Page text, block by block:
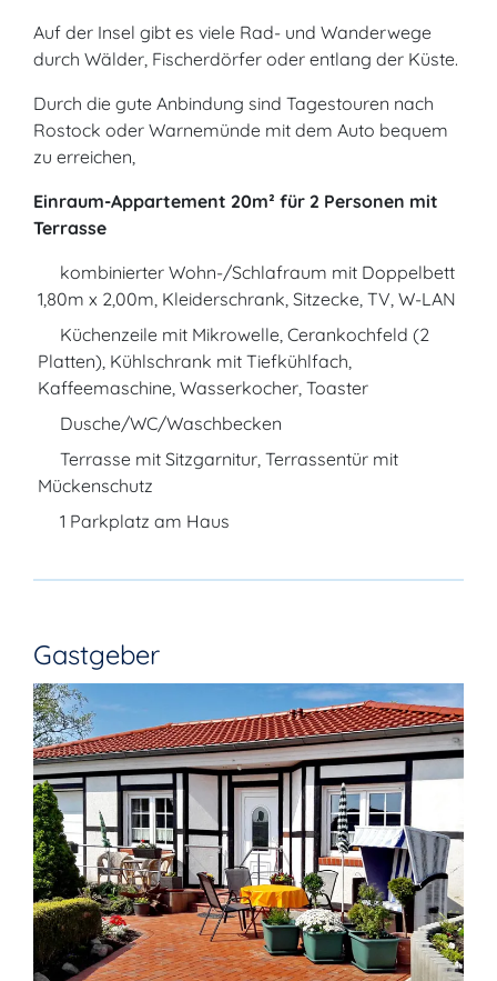
Auf der Insel gibt es viele Rad- und Wanderwege
durch Wälder, Fischerdörfer oder entlang der Küste.
Durch die gute Anbindung sind Tagestouren nach
Rostock oder Warnemünde mit dem Auto bequem
zu erreichen,
Einraum-Appartement 20m² für 2 Personen mit
Terrasse
kombinierter Wohn-/Schlafraum mit Doppelbett
1,80m x 2,00m, Kleiderschrank, Sitzecke, TV, W-LAN
Küchenzeile mit Mikrowelle, Cerankochfeld (2
Platten), Kühlschrank mit Tiefkühlfach,
Kaffeemaschine, Wasserkocher, Toaster
Dusche/WC/Waschbecken
Terrasse mit Sitzgarnitur, Terrassentür mit
Mückenschutz
1 Parkplatz am Haus
Gastgeber